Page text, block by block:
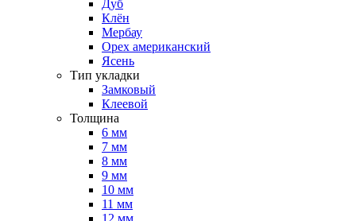
Дуб
Клён
Мербау
Орех американский
Ясень
Тип укладки
Замковый
Клеевой
Толщина
6 мм
7 мм
8 мм
9 мм
10 мм
11 мм
12 мм